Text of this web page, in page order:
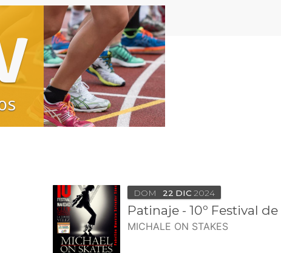
DOM 22 DIC 2024
Patinaje - 10º Festival
MICHALE ON STAKES